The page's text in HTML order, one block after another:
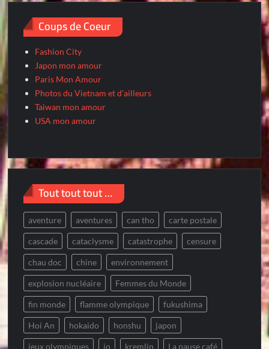
Coups de Coeur
Fashion City
Japon mon amour
Paris Mon Amour
Photos du Vietnam et d'ailleurs
Taiwan mon amour
USA mon amour
Tout tout tout …
aventure aventures can tho carte postale
cascade cataclysme catastrophe censure
chau doc chine environnement
explosion nucléaire Femmes du Monde
fin monde flamme olympique fukushima
Hoi An hokaido honshu japon
jeux olympiques jo kremlin La pause café